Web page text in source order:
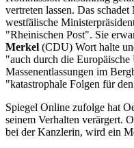
vertreten lassen. Das
westfälische
"Rheinischen Post". Sie
Merkel (CDU) Wort halte
"auch durch die
Massenentlassungen im
"katastrophale Folgen für
Spiegel Online zufolge hat
seinem Verhalten verärgert.
bei der Kanzlerin, wird ein